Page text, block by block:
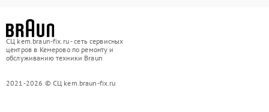
СЦ kem.braun-fix.ru - сеть сервисных
центров в Кемерово по ремонту и
обслуживанию техники Braun
2021-2026 © СЦ kem.braun-fix.ru